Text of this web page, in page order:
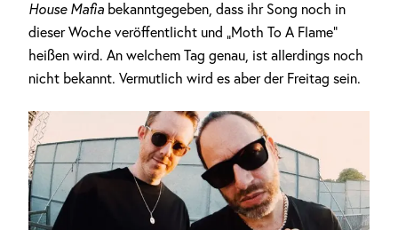
House Mafia bekanntgegeben, dass ihr Song noch in
dieser Woche veröffentlicht und „Moth To A Flame“
heißen wird. An welchem Tag genau, ist allerdings noch
nicht bekannt. Vermutlich wird es aber der Freitag sein.